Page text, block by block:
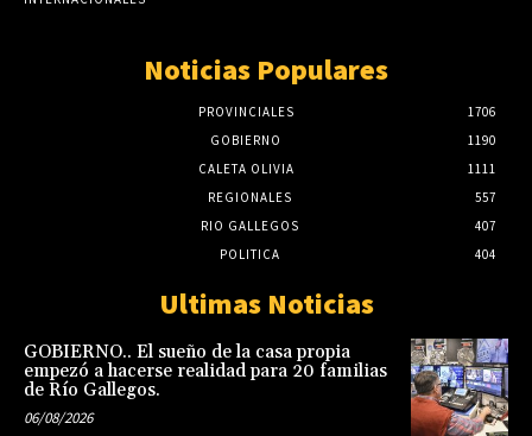
Noticias Populares
PROVINCIALES
1706
GOBIERNO
1190
CALETA OLIVIA
1111
REGIONALES
557
RIO GALLEGOS
407
POLITICA
404
Ultimas Noticias
GOBIERNO.. El sueño de la casa propia
empezó a hacerse realidad para 20 familias
de Río Gallegos.
06/08/2026